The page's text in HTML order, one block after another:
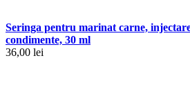
Seringa pentru marinat carne,
condimente, 30 ml
36,00 lei